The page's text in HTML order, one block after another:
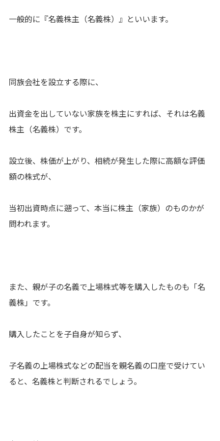
一般的に『名義株主（名義株）』といいます。
同族会社を設立する際に、
出資金を出していない家族を株主にすれば、それは名義
株主（名義株）です。
設立後、株価が上がり、相続が発生した際に高額な評価
額の株式が、
当初出資時点に遡って、本当に株主（家族）のものかが
問われます。
また、親が子の名義で上場株式等を購入したものも「名
義株」です。
購入したことを子自身が知らず、
子名義の上場株式などの配当を親名義の口座で受けてい
ると、名義株と判断されるでしょう。